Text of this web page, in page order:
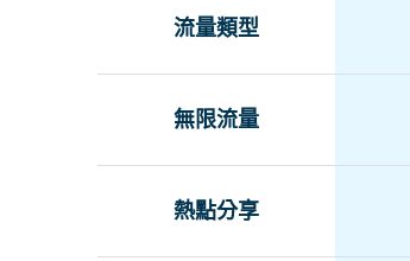
流量類型
無限流量
熱點分享